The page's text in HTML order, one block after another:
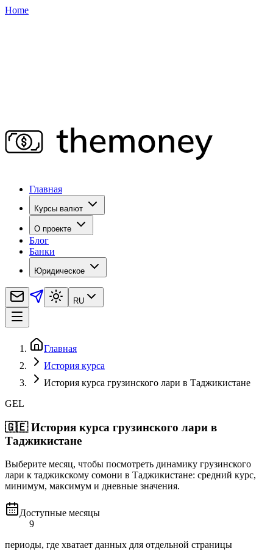
Home
Главная
Курсы валют
О проекте
Блог
Банки
Юридическое
RU
Главная
История курса
История курса грузинского лари в Таджикистане
GEL
🇬🇪 История курса грузинского лари в
Таджикистане
Выберите месяц, чтобы посмотреть динамику грузинского
лари к таджикскому сомони в Таджикистане: средний курс,
минимум, максимум и дневные значения.
Доступные месяцы
9
периоды, где хватает данных для отдельной страницы